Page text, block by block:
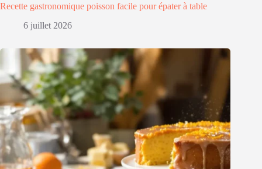
Recette gastronomique poisson facile pour épater à table
6 juillet 2026